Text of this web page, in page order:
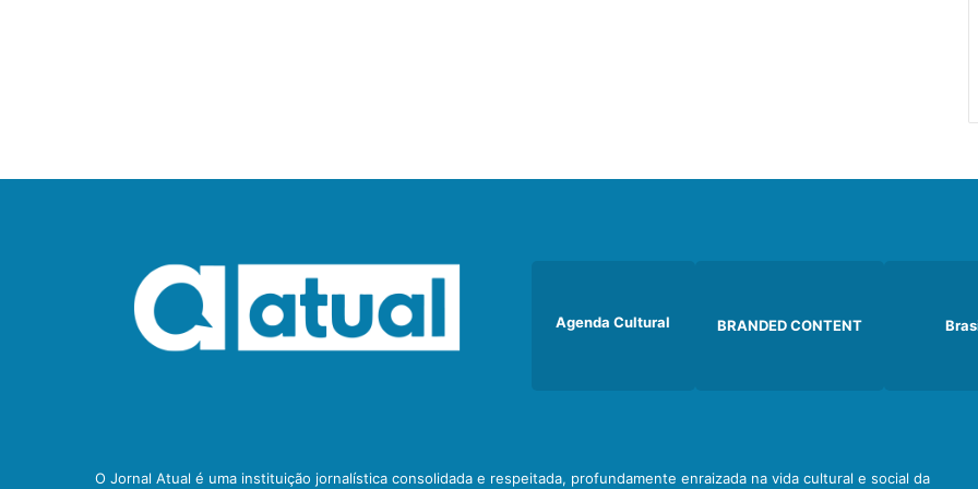
Agenda Cultural BRANDED CONTENT
O Jornal Atual é uma instituição jornalística consolidada e respeitada, profundamente enraizada na vida cultural e social da